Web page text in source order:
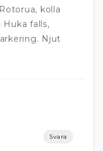
kolla
Huka falls,
Njut
Svara